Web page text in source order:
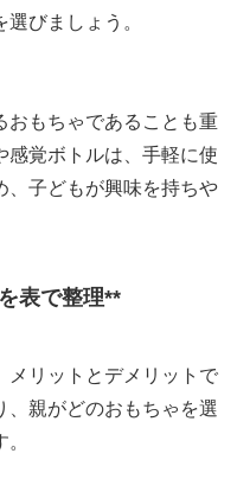
びましょう。
おもちゃであることも重
感覚ボトルは、手軽に使
、子どもが興味を持ちや
表で整理**
メリットとデメリットで
、親がどのおもちゃを選